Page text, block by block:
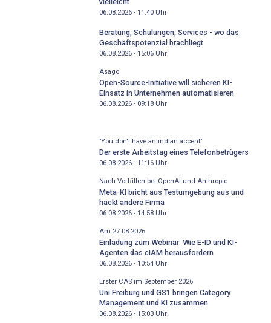
06.08.2026 - 11:40Uhr
Beratung, Schulungen, Services - wo das
Geschäftspotenzial brachliegt
06.08.2026 - 15:06Uhr
Asago
Open-Source-Initiative will sicheren KI-
Einsatz in Unternehmen automatisieren
06.08.2026 - 09:18Uhr
"You don't have an indian accent"
Der erste Arbeitstag eines Telefonbetrügers
06.08.2026 - 11:16Uhr
Nach Vorfällen bei OpenAI und Anthropic
Meta-KI bricht aus Testumgebung aus und
hackt andere Firma
06.08.2026 - 14:58Uhr
Am 27.08.2026
Einladung zum Webinar: Wie E-ID und KI-
Agenten das cIAM herausfordern
06.08.2026 - 10:54Uhr
Erster CAS im September 2026
Uni Freiburg und GS1 bringen Category
Management und KI zusammen
06.08.2026 - 15:03Uhr